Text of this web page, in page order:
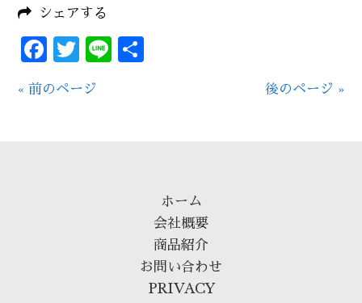
シェアする
Facebook
Twitter
Line
« 前のページ 後のページ »
ホーム
会社概要
商品紹介
お問い合わせ
PRIVACY